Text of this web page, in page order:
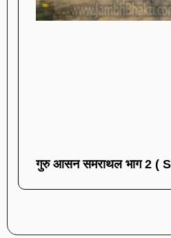
गुरु आसन समराथल भाग 2 (